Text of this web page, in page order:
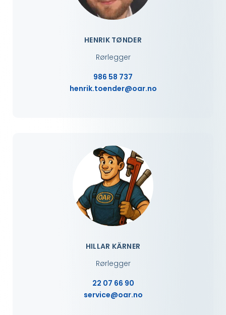
HENRIK TØNDER
Rørlegger
986 58 737
henrik.toender@oar.no
HILLAR KÄRNER
Rørlegger
22 07 66 90
service@oar.no